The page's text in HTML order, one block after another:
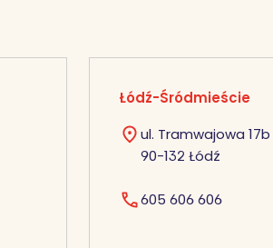
Łódź-Śródmieście
ul. Tramwajowa 17b
90-132 Łódź
605 606 606